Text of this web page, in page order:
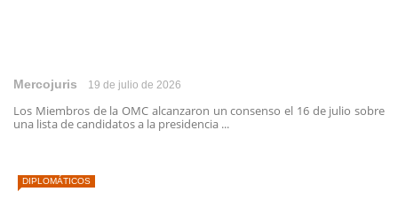
Mercojuris 19 de julio de 2026
Los Miembros de la OMC alcanzaron un consenso el 16 de julio sobre
una lista de candidatos a la presidencia ...
DIPLOMÁTICOS